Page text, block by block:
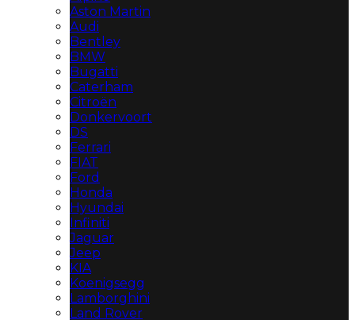
Aston Martin
Audi
Bentley
BMW
Bugatti
Caterham
Citroën
Donkervoort
DS
Ferrari
FIAT
Ford
Honda
Hyundai
Infiniti
Jaguar
Jeep
KIA
Koenigsegg
Lamborghini
Land Rover